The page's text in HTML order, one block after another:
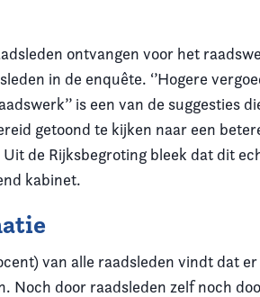
ontvangen voor het
in de enquête. ‘’Hogere
is een van de suggesties
getoond te kijken naar een
de Rijksbegroting bleek dat dit
kabinet.
van alle raadsleden vindt dat
Noch door raadsleden zelf noch